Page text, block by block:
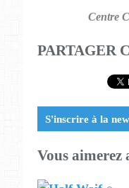
Centre
PARTAGER
S'inscrire à la
Vous aimerez